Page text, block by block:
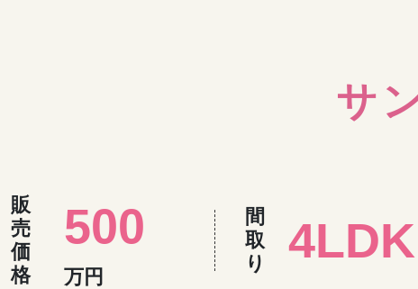
サ
販
売
価
格
500
万円
間
取
り
4LDK